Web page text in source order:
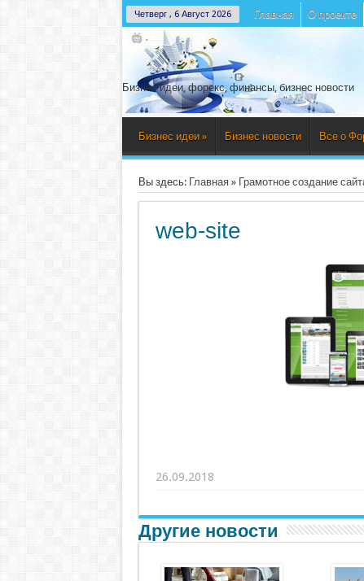
Четверг , 6 Август 2026 Главная О проекте
Бизнес идеи, форекс, финансы, бизнес новости
Бизнес идеи » Бизнес новости Все о
Вы здесь: Главная» Грамотное создание
web-site
26.09.2018
Другие новости